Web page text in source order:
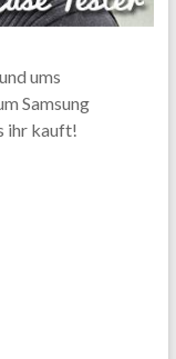
ums
Samsung
ihr kauft!